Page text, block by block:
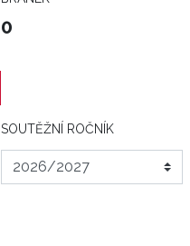
0
SOUTĚŽNÍ ROČNÍK